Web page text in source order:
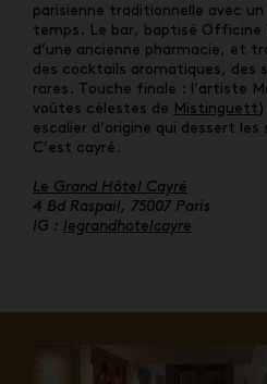
parisienne traditionnelle avec un
temps. Le bar, baptisé Officine
d’une ancienne pharmacie, et
des cocktails aromatiques, des
rares. Touche finale : l’artiste
voûtes célestes de
Mistinguett)
escalier d’origine qui dessert
C’est cayré.
Le Grand Hôtel Cayré
4 Bd Raspail, 75007 Paris
IG : legrandhotelcayre